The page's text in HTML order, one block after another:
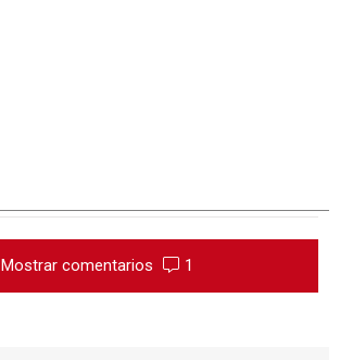
Mostrar comentarios 1